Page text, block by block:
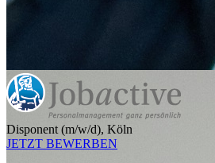
Disponent (m/w/d), Köln
JETZT BEWERBEN